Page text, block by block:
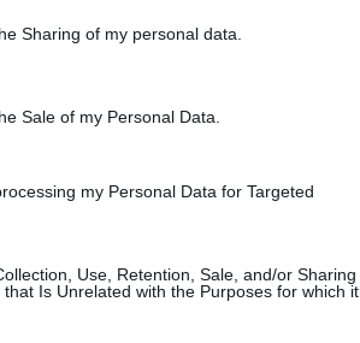
Sharing of my personal data.
Sale of my Personal Data.
my Personal Data for Targeted
Use, Retention, Sale, and/or Sharing
Is Unrelated with the Purposes for which it